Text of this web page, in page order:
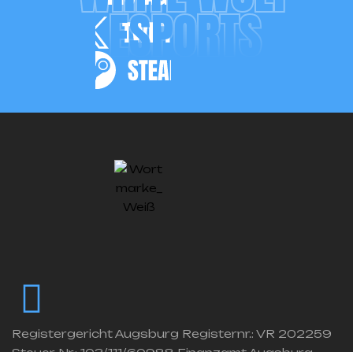
ESPORTS
Registergericht Augsburg Registernr.: VR 202259